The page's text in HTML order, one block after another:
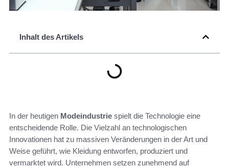
Inhalt des Artikels
In der heutigen Modeindustrie spielt die Technologie eine
entscheidende Rolle. Die Vielzahl an technologischen
Innovationen hat zu massiven Veränderungen in der Art und
Weise geführt, wie Kleidung entworfen, produziert und
vermarktet wird. Unternehmen setzen zunehmend auf